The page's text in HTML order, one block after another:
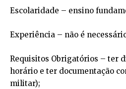
Escolaridade – ensino
Experiência – não é
Requisitos Obrigatórios – ter
horário e ter documentação
militar);